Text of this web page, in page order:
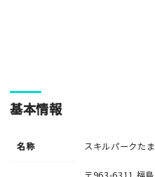
基本情報
名称 スキルパークた